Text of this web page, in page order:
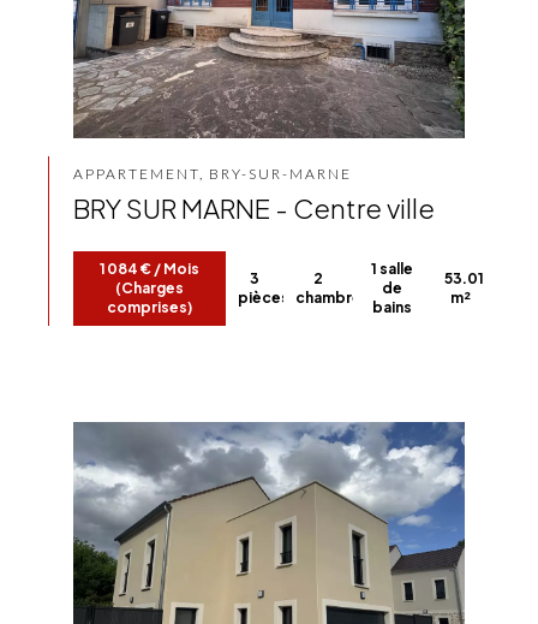
APPARTEMENT, BRY-SUR-MARNE
BRY SUR MARNE - Centre ville
1 084 € / Mois
(Charges
comprises)
3
pièces
2
chambres
1 salle
de
bains
53.01
m²